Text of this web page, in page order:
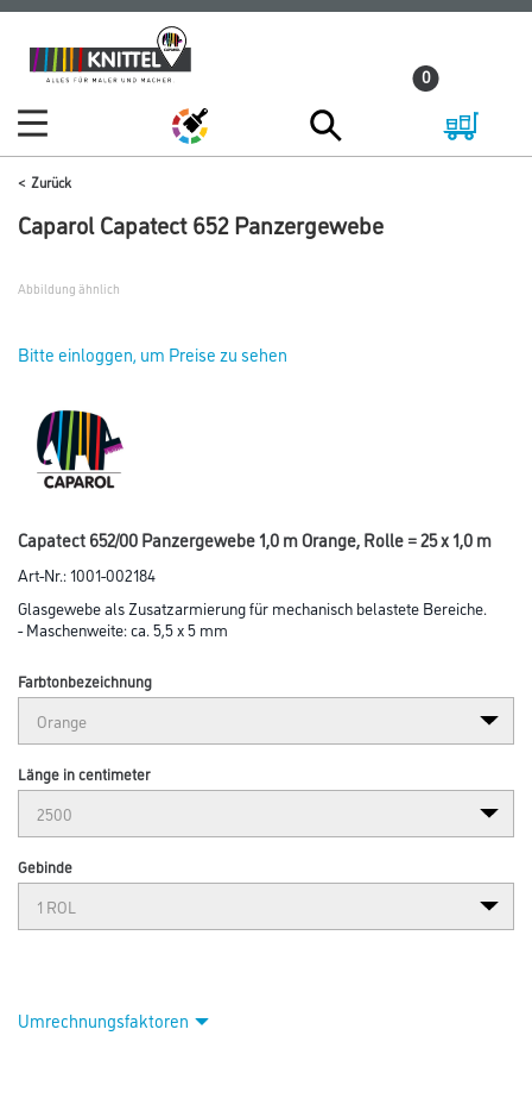
Zum
Inhalt
Zum
Navigationsmenü
0
Zurück
Caparol Capatect 652 Panzergewebe
Abbildung ähnlich
Bitte einloggen, um Preise zu sehen
Capatect 652/00 Panzergewebe 1,0 m Orange, Rolle = 25 x 1,0 m
Art-Nr.:1001-002184
Glasgewebe als Zusatzarmierung für mechanisch belastete Bereiche.
- Maschenweite: ca. 5,5 x 5 mm
Farbtonbezeichnung
Länge in centimeter
Gebinde
Umrechnungsfaktoren